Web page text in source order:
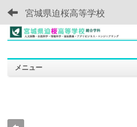
宮城県迫桜高等学校
メニュー